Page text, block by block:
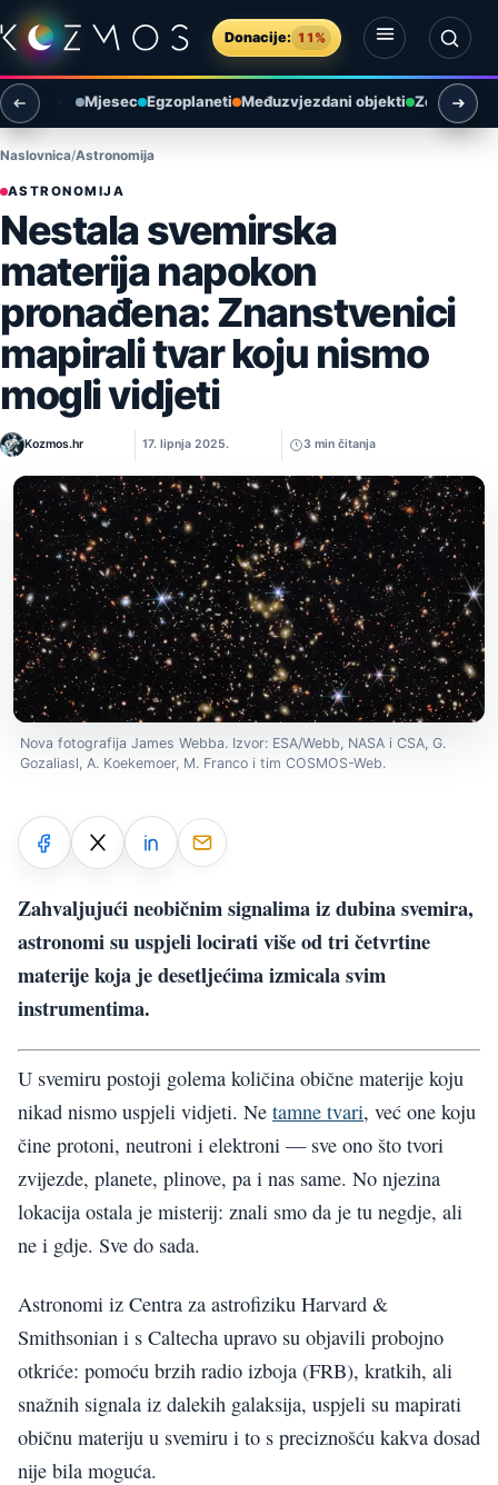
Preskoči na sadržaj
Donacije: 11%
Otvori izbornik
Otvori pretragu
Mjesec Egzoplaneti Međuzvjezdani objekti Zemlja i
Naslovnica Astronomija
ASTRONOMIJA
Nestala svemirska
materija napokon
pronađena: Znanstvenici
mapirali tvar koju nismo
mogli vidjeti
Kozmos.hr 17. lipnja 2025. 3 min čitanja
Nova fotografija James Webba. Izvor: ESA/Webb, NASA i CSA, G.
Gozaliasl, A. Koekemoer, M. Franco i tim COSMOS-Web.
Zahvaljujući neobičnim signalima iz dubina svemira,
astronomi su uspjeli locirati više od tri četvrtine
materije koja je desetljećima izmicala svim
instrumentima.
U svemiru postoji golema količina obične materije koju
nikad nismo uspjeli vidjeti. Ne tamne tvari, već one koju
čine protoni, neutroni i elektroni — sve ono što tvori
zvijezde, planete, plinove, pa i nas same. No njezina
lokacija ostala je misterij: znali smo da je tu negdje, ali
ne i gdje. Sve do sada.
Astronomi iz Centra za astrofiziku Harvard &
Smithsonian i s Caltecha upravo su objavili probojno
otkriće: pomoću brzih radio izboja (FRB), kratkih, ali
snažnih signala iz dalekih galaksija, uspjeli su mapirati
običnu materiju u svemiru i to s preciznošću kakva dosad
nije bila moguća.